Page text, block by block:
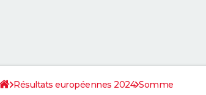
Résultats européennes 2024 Somme